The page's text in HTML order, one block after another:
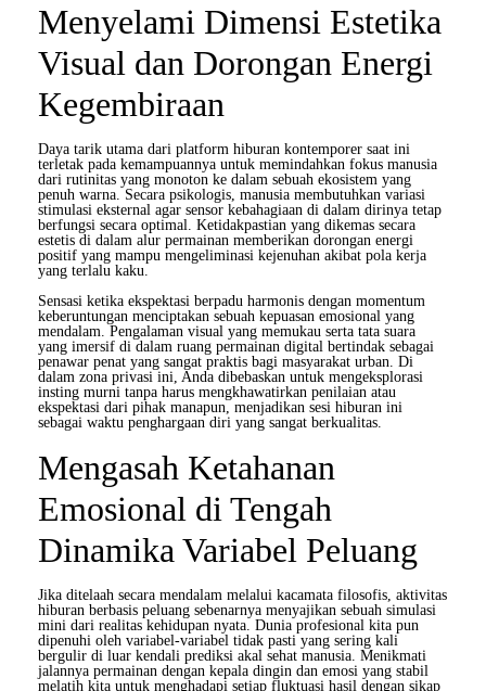
Menyelami Dimensi Estetika
Visual dan Dorongan Energi
Kegembiraan
Daya tarik utama dari platform hiburan kontemporer saat ini
terletak pada kemampuannya untuk memindahkan fokus manusia
dari rutinitas yang monoton ke dalam sebuah ekosistem yang
penuh warna. Secara psikologis, manusia membutuhkan variasi
stimulasi eksternal agar sensor kebahagiaan di dalam dirinya tetap
berfungsi secara optimal. Ketidakpastian yang dikemas secara
estetis di dalam alur permainan memberikan dorongan energi
positif yang mampu mengeliminasi kejenuhan akibat pola kerja
yang terlalu kaku.
Sensasi ketika ekspektasi berpadu harmonis dengan momentum
keberuntungan menciptakan sebuah kepuasan emosional yang
mendalam. Pengalaman visual yang memukau serta tata suara
yang imersif di dalam ruang permainan digital bertindak sebagai
penawar penat yang sangat praktis bagi masyarakat urban. Di
dalam zona privasi ini, Anda dibebaskan untuk mengeksplorasi
insting murni tanpa harus mengkhawatirkan penilaian atau
ekspektasi dari pihak manapun, menjadikan sesi hiburan ini
sebagai waktu penghargaan diri yang sangat berkualitas.
Mengasah Ketahanan
Emosional di Tengah
Dinamika Variabel Peluang
Jika ditelaah secara mendalam melalui kacamata filosofis, aktivitas
hiburan berbasis peluang sebenarnya menyajikan sebuah simulasi
mini dari realitas kehidupan nyata. Dunia profesional kita pun
dipenuhi oleh variabel-variabel tidak pasti yang sering kali
bergulir di luar kendali prediksi akal sehat manusia. Menikmati
jalannya permainan dengan kepala dingin dan emosi yang stabil
melatih kita untuk menghadapi setiap fluktuasi hasil dengan sikap